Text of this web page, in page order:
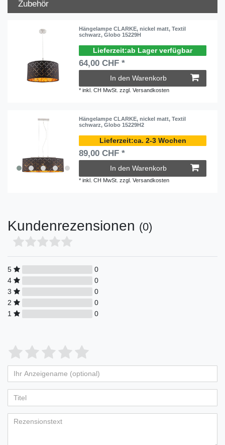
Zubehör
Hängelampe CLARKE, nickel matt, Textil
schwarz, Globo 15229H
ab Lager verfügbar
64,00 CHF *
In den Warenkorb
*inkl. CH MwSt. zzgl.Versandkosten
Hängelampe CLARKE, nickel matt, Textil
schwarz, Globo 15229H2
ca. 2-3 Wochen
89,00 CHF *
In den Warenkorb
*inkl. CH MwSt. zzgl.Versandkosten
Kundenrezensionen (0)
5
0
4
0
3
0
2
0
1
0